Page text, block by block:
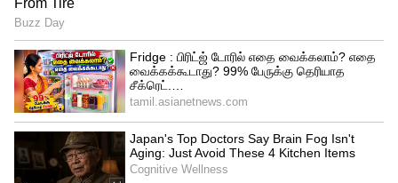
பொதுமக்கள் அச்சம் அடைய வேண்டாம்
மேலும் திருச்சி மாவட்டத்தில்
இன்புளுயென்சா பாதிப்பு லேசான